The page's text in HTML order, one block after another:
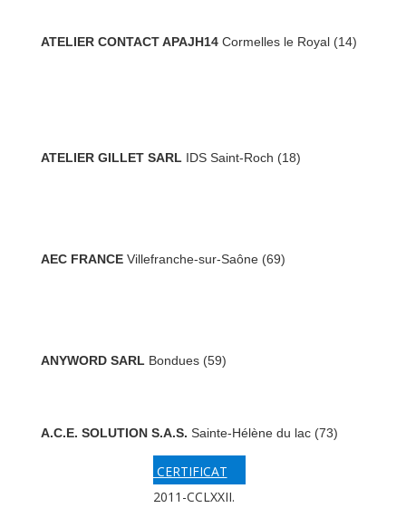
ATELIER CONTACT APAJH14 Cormelles le Royal (14)
ATELIER GILLET SARL IDS Saint-Roch (18)
AEC FRANCE Villefranche-sur-Saône (69)
ANYWORD SARL Bondues (59)
A.C.E. SOLUTION S.A.S. Sainte-Hélène du lac (73)
CERTIFICAT
2011-CCLXXII.